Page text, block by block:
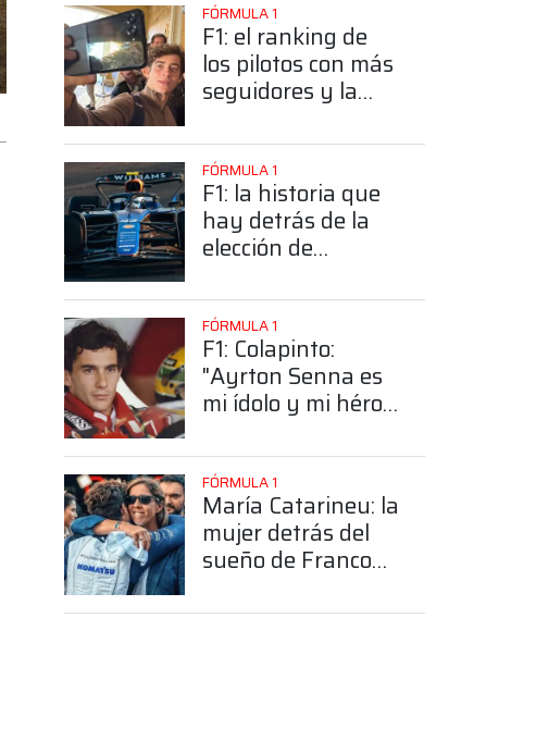
FÓRMULA 1
F1: el ranking de
los pilotos con más
seguidores y la
posición de
Colapinto
FÓRMULA 1
F1: la historia que
hay detrás de la
elección de
número 43
FÓRMULA 1
F1: Colapinto:
"Ayrton Senna es
mi ídolo y mi héroe
FÓRMULA 1
María Catarineu: la
mujer detrás del
sueño de Franco
Fórmula 1